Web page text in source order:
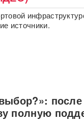
источники.
полную